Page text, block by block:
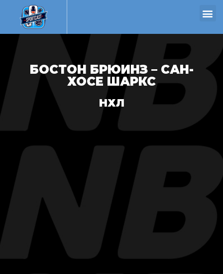
БОСТОН БРЮИНЗ – САН-
ХОСЕ ШАРКС
НХЛ